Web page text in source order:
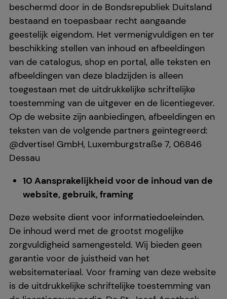
beschermd door in de Bondsrepubliek Duitsland
bestaand en toepasbaar recht aangaande
geestelijk eigendom. Het vermenigvuldigen en ter
beschikking stellen van inhoud en afbeeldingen
van de catalogus, shop en portal, alle teksten en
afbeeldingen van deze bladzijden is alleen
toegestaan met de uitdrukkelijke schriftelijke
toestemming van de uitgever en de licentiegever.
Op de website zijn aanbiedingen, afbeeldingen en
teksten van de volgende partners geïntegreerd:
@dvertise! GmbH, Luxemburgstraße 7, 06846
Dessau
10 Aansprakelijkheid voor de inhoud van de
website, gebruik, framing
Deze website dient voor informatiedoeleinden.
De inhoud werd met de grootst mogelijke
zorgvuldigheid samengesteld. Wij bieden geen
garantie voor de juistheid van het
websitemateriaal. Voor framing van deze website
is de uitdrukkelijke schriftelijke toestemming van